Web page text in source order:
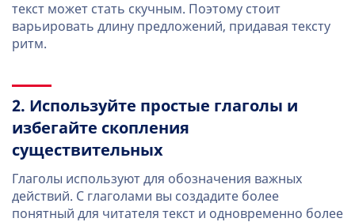
текст может стать скучным. Поэтому стоит
варьировать длину предложений, придавая тексту
ритм.
2. Используйте простые глаголы и
избегайте скопления
существительных
Глаголы используют для обозначения важных
действий. С глаголами вы создадите более
понятный для читателя текст и одновременно более